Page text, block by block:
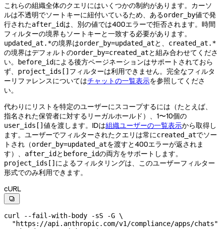
これらの組織全体のクエリにはいくつかの制約があります。カーソ
ルは不透明でソートキーに紐付いているため、あるorder_by値で発
行されたafter_idは、別の値では400エラーで拒否されます。時間
フィルターの境界もソートキーと一致する必要があります。
updated_at.*の境界はorder_by=updated_atと、 created_at.*
の境界はデフォルトのorder_by=created_atと組み合わせてくださ
い。
before_idによる後方ページネーションはサポートされておら
ず、
project_ids[] フィルターは利用できません。完全なフィルタ
ーリファレンスについてはチャットの一覧表示を参照してくださ
い。
代わりにリストを特定のユーザーにスコープするには（たとえば、
指名された保管者に対するリーガルホールド）、1〜10個の
user_ids[] 値を渡します。IDは組織ユーザーの一覧表示から取得し
ます。ユーザーでフィルターされたクエリは常にcreated_atでソー
トされ（order_by=updated_atを渡すと400エラーが返されま
す）、
after_id と before_idの両方をサポートします。
project_ids[] によるフィルタリングは、このユーザーフィルター
形式でのみ利用できます。
cURL

curl --fail-with-body -sS -G \
  "https://api.anthropic.com/v1/compliance/apps/chats"